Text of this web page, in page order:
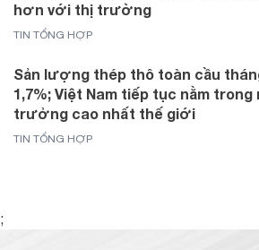
hơn với thị trường
TIN TỔNG HỢP
Sản lượng thép thô toàn cầu
1,7%; Việt Nam tiếp tục nằm trong
trưởng cao nhất thế giới
TIN TỔNG HỢP
;